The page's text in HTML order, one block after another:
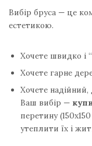
Вибір бруса — це
естетикою.
Хочете швидко і
Хочете гарне
Хочете
Ваш вибір —
перетину
утеплити їх і